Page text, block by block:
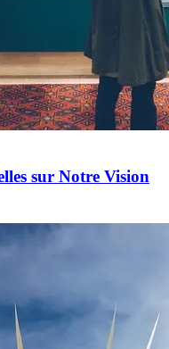
sur Notre Vision